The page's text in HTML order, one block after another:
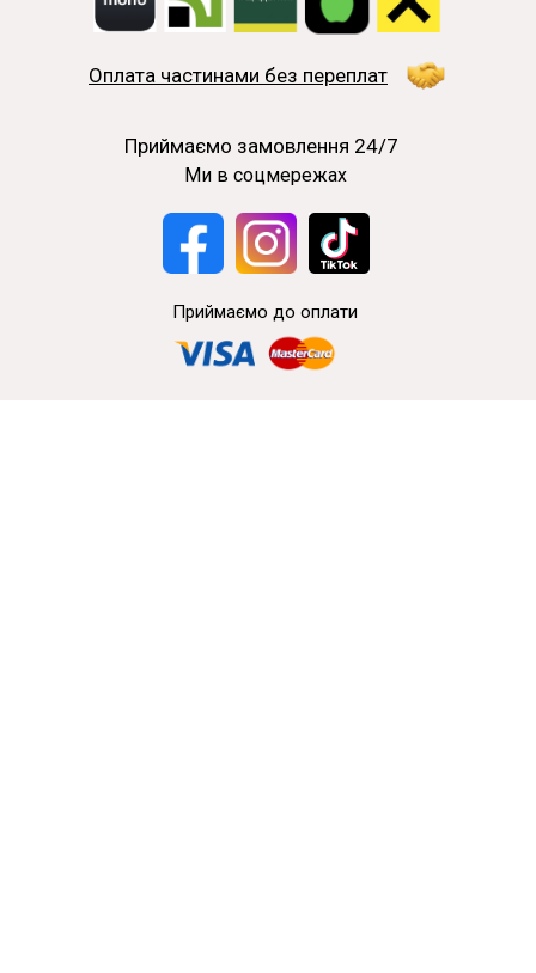
Приймаємо до оплати
Ми в соцмережах
Приймаємо замовлення 24/7
Оплата частинами без переплат